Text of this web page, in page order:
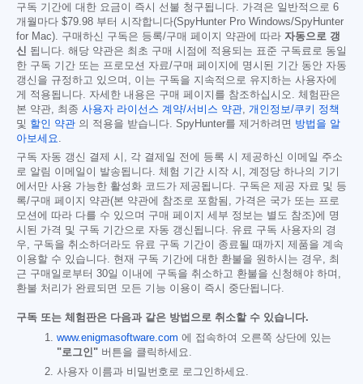
구독 기간에 대한 요금이 즉시 선불 청구됩니다. 가격은 일반적으로 6
개월마다 $79.98 부터 시작합니다(SpyHunter Pro Windows/SpyHunter
for Mac). 구매하신 구독은 등록/구매 페이지 약관에 따라 자동으로 갱
신 됩니다. 해당 약관은 최초 구매 시점에 적용되는 표준 구독료로 동일
한 구독 기간 또는 프로모션 자료/구매 페이지에 명시된 기간 동안 자동
갱신을 규정하고 있으며, 이는 구독을 지속적으로 유지하는 사용자에
게 적용됩니다. 자세한 내용은 구매 페이지를 참조하십시오. 체험판은
본 약관, 최종 사용자 라이선스 계약/서비스 약관, 개인정보/쿠키 정책
및 할인 약관 의 적용을 받습니다. SpyHunter를 제거하려면 방법을 알
아보세요.
구독 자동 갱신 결제 시, 각 결제일 전에 등록 시 제공하신 이메일 주소
로 알림 이메일이 발송됩니다. 체험 기간 시작 시, 계정당 하나의 기기
에서만 사용 가능한 활성화 코드가 제공됩니다. 구독은 제공 자료 및 등
록/구매 페이지 약관(본 약관에 참조로 포함됨, 가격은 국가 또는 프로
모션에 따라 다를 수 있으며 구매 페이지 세부 정보는 별도 참조)에 명
시된 가격 및 구독 기간으로 자동 갱신됩니다. 유료 구독 사용자의 경
우, 구독을 취소하더라도 유료 구독 기간이 종료될 때까지 제품을 계속
이용할 수 있습니다. 현재 구독 기간에 대한 환불을 원하시는 경우, 최
근 구매일로부터 30일 이내에 구독을 취소하고 환불을 신청해야 하며,
환불 처리가 완료되면 모든 기능 이용이 즉시 중단됩니다.
구독 또는 체험판은 다음과 같은 방법으로 취소할 수 있습니다.
www.enigmasoftware.com 에 접속하여 오른쪽 상단에 있는
"로그인" 버튼을 클릭하세요.
사용자 이름과 비밀번호로 로그인하세요.